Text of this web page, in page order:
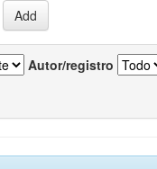
Autor/registro